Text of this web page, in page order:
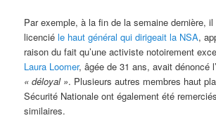
Par exemple, à la fin de la semaine dernière,
licenciéle haut général qui dirigeait la NSA,
raison du fait qu’une activiste notoirement
Laura Loomer, âgée de 31 ans, avait dénoncé
« déloyal ». Plusieurs autres membres haut
Sécurité Nationale ont également été
similaires.